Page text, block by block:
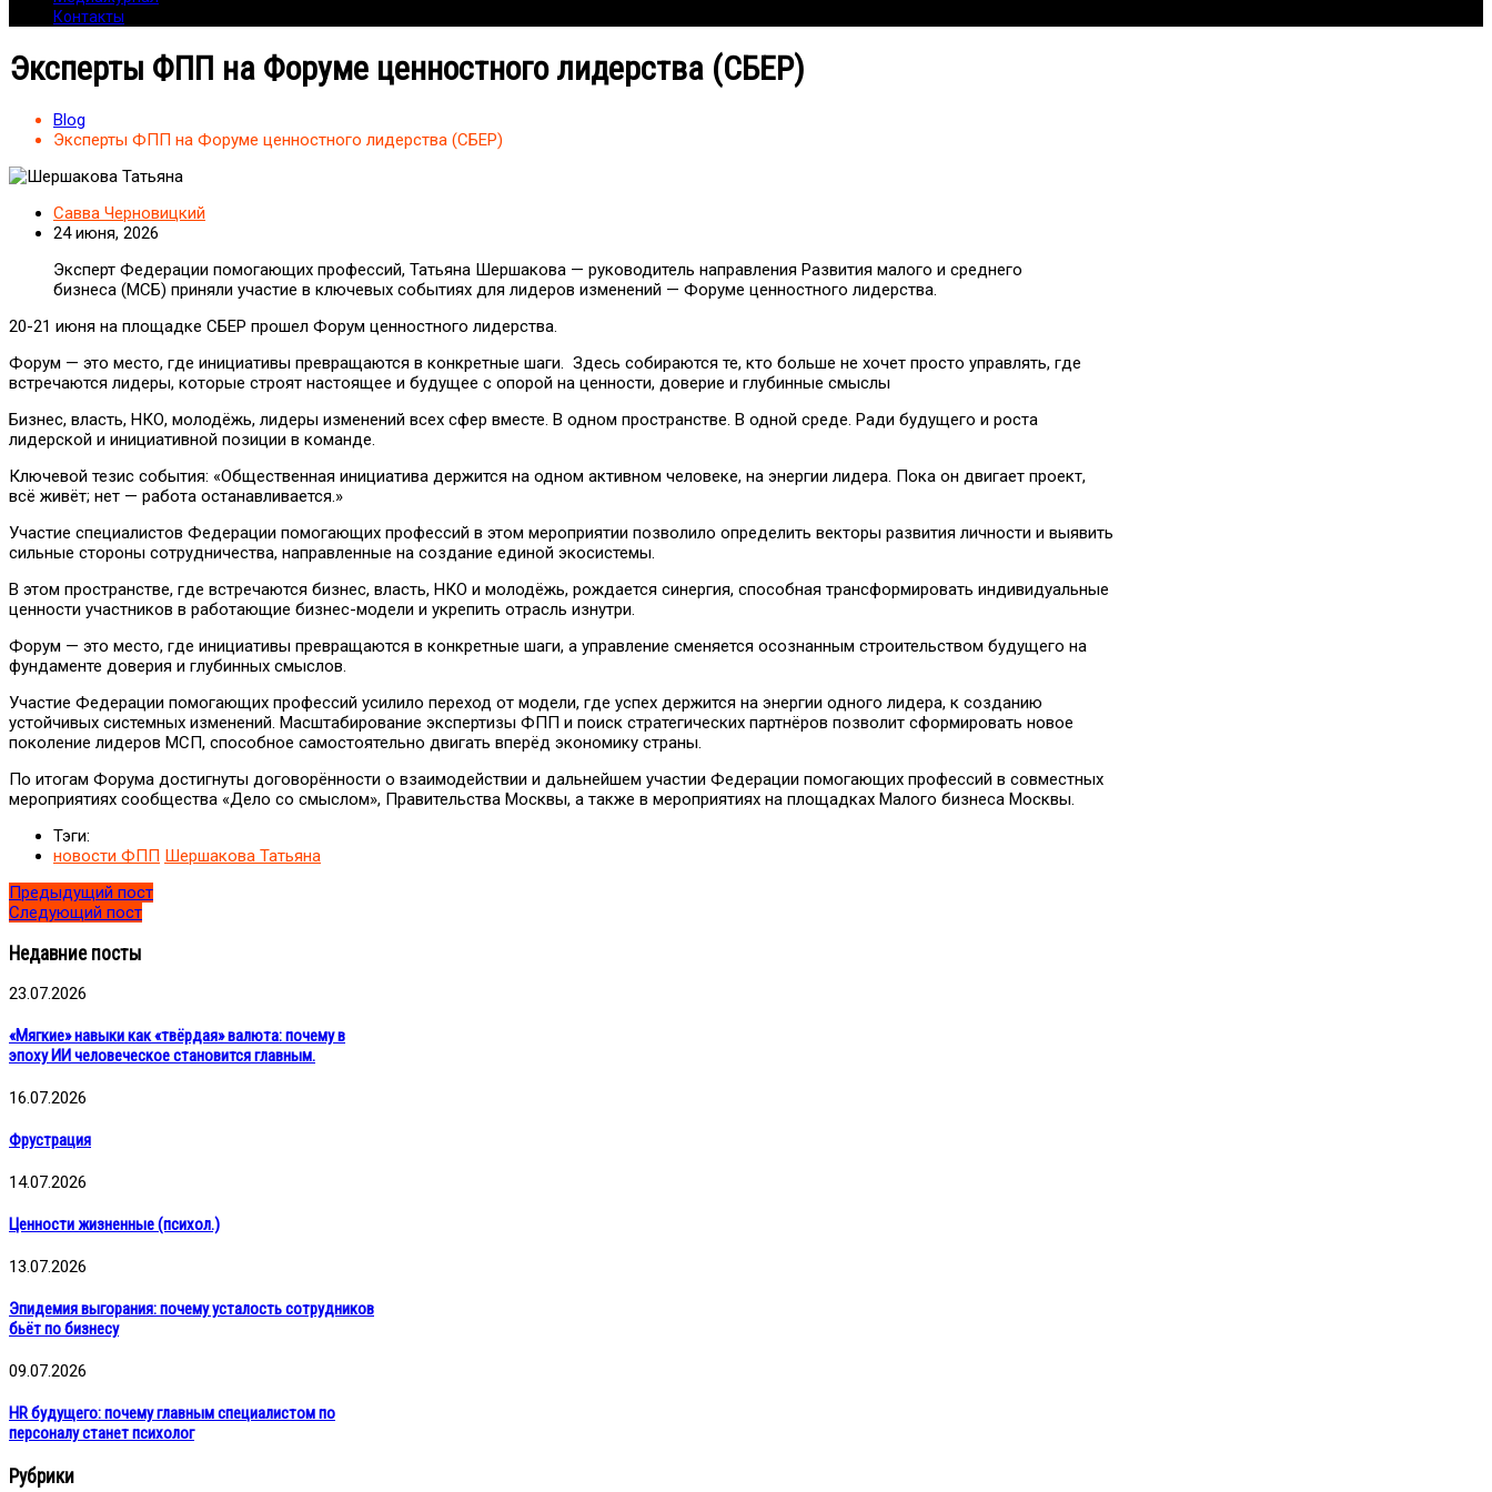
Контакты
Эксперты ФПП на Форуме ценностного лидерства (СБЕР)
Blog
Эксперты ФПП на Форуме ценностного лидерства (СБЕР)
Савва Черновицкий
24 июня, 2026
Эксперт Федерации помогающих профессий, Татьяна Шершакова — руководитель направления Развития малого и среднего
бизнеса (МСБ) приняли участие в ключевых событиях для лидеров изменений — Форуме ценностного лидерства.
20-21 июня на площадке СБЕР прошел Форум ценностного лидерства.
Форум — это место, где инициативы превращаются в конкретные шаги. Здесь собираются те, кто больше не хочет просто управлять, где
встречаются лидеры, которые строят настоящее и будущее с опорой на ценности, доверие и глубинные смыслы
Бизнес, власть, НКО, молодёжь, лидеры изменений всех сфер вместе. В одном пространстве. В одной среде. Ради будущего и роста
лидерской и инициативной позиции в команде.
Ключевой тезис события: «Общественная инициатива держится на одном активном человеке, на энергии лидера. Пока он двигает проект,
всё живёт; нет — работа останавливается.»
Участие специалистов Федерации помогающих профессий в этом мероприятии позволило определить векторы развития личности и выявить
сильные стороны сотрудничества, направленные на создание единой экосистемы.
В этом пространстве, где встречаются бизнес, власть, НКО и молодёжь, рождается синергия, способная трансформировать индивидуальные
ценности участников в работающие бизнес-модели и укрепить отрасль изнутри.
Форум — это место, где инициативы превращаются в конкретные шаги, а управление сменяется осознанным строительством будущего на
фундаменте доверия и глубинных смыслов.
Участие Федерации помогающих профессий усилило переход от модели, где успех держится на энергии одного лидера, к созданию
устойчивых системных изменений. Масштабирование экспертизы ФПП и поиск стратегических партнёров позволит сформировать новое
поколение лидеров МСП, способное самостоятельно двигать вперёд экономику страны.
По итогам Форума достигнуты договорённости о взаимодействии и дальнейшем участии Федерации помогающих профессий в совместных
мероприятиях сообщества «Дело со смыслом», Правительства Москвы, а также в мероприятиях на площадках Малого бизнеса Москвы.
Тэги:
новости ФПП Шершакова Татьяна
Предыдущий пост
Следующий пост
Недавние посты
23.07.2026
«Мягкие» навыки как «твёрдая» валюта: почему в
эпоху ИИ человеческое становится главным.
16.07.2026
Фрустрация
14.07.2026
Ценности жизненные (психол.)
13.07.2026
Эпидемия выгорания: почему усталость сотрудников
бьёт по бизнесу
09.07.2026
HR будущего: почему главным специалистом по
персоналу станет психолог
Рубрики